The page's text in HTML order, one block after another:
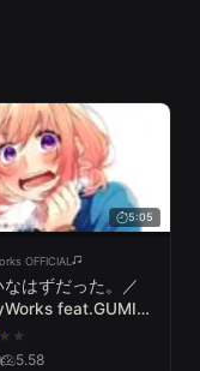
5:05
OFFICIAL
なはずだった。／
feat.GUMI＆
ク
★ ★
5.58